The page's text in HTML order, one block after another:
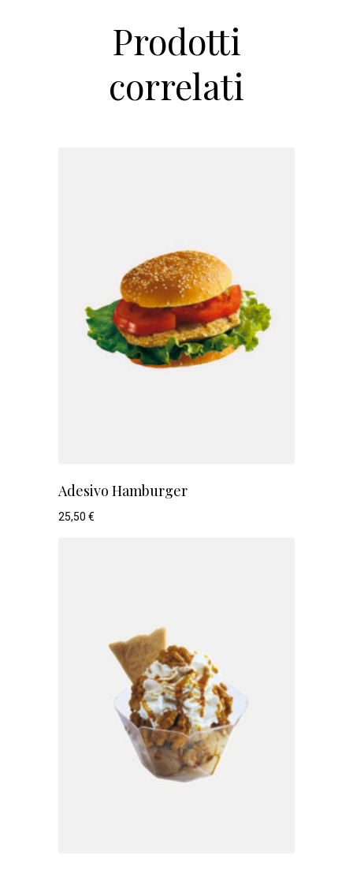
Prodotti
correlati
Adesivo Hamburger
25,50 €